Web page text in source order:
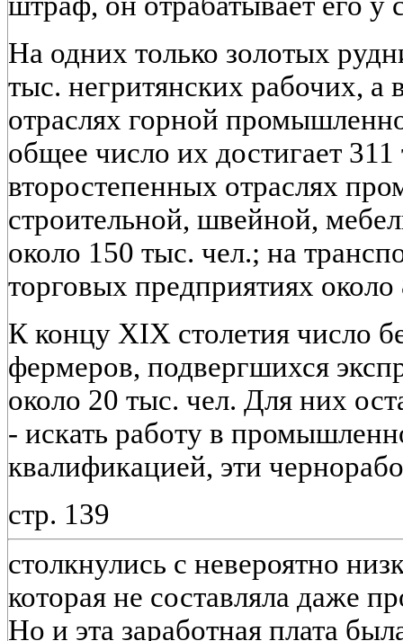
На одних только золотых
тыс. негритянских рабочих, а
отраслях горной
общее число их достигает
второстепенных отраслях
строительной, швейной,
около 150 тыс. чел.; на
торговых предприятиях
К концу XIX столетия число
фермеров, подвергшихся
около 20 тыс. чел. Для них
- искать работу в
квалификацией, эти
стр. 139
столкнулись с невероятно
которая не составляла даже
Но и эта заработная плата